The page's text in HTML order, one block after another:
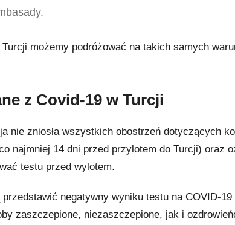
możemy podróżować na takich samych
z Covid-19 w Turcji
nie zniosła wszystkich obostrzeń dotyczących
najmniej 14 dni przed przylotem do Turcji) oraz
testu przed wylotem.
negatywny wyniku testu na COVID-
zaszczepione, niezaszczepione, jak i